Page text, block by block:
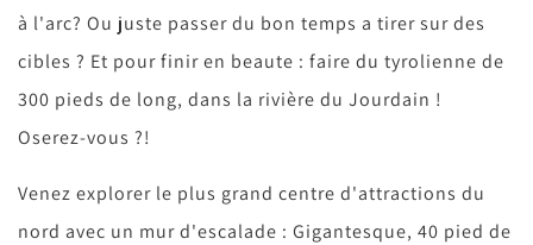
à l'arc? Ou juste passer du bon temps a tirer sur des
cibles ? Et pour finir en beaute : faire du tyrolienne de
300 pieds de long, dans la rivière du Jourdain !
Oserez-vous ?!
Venez explorer le plus grand centre d'attractions du
nord avec un mur d'escalade : Gigantesque, 40 pied de